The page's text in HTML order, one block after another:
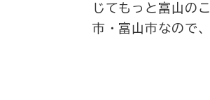
じてもっと富山の
市・富山市なので